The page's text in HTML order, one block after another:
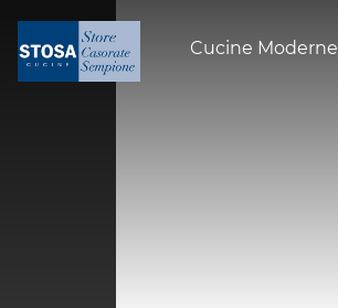
Cucine Moderne